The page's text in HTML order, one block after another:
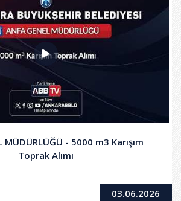
MÜDÜRLÜĞÜ - 5000 m3 Karışım
Toprak Alımı
03.06.2026